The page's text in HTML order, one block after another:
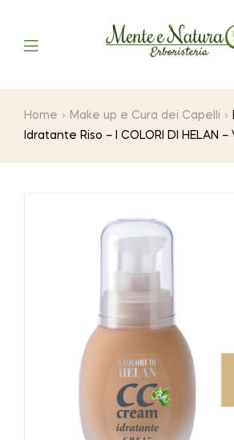
Home Make up e Cura dei Capelli
Idratante Riso – I COLORI DI HELAN –